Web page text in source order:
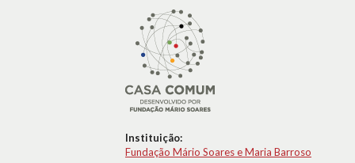
Instituição:
Fundação Mário Soares e Maria Barroso